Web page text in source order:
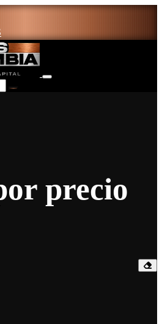
precio